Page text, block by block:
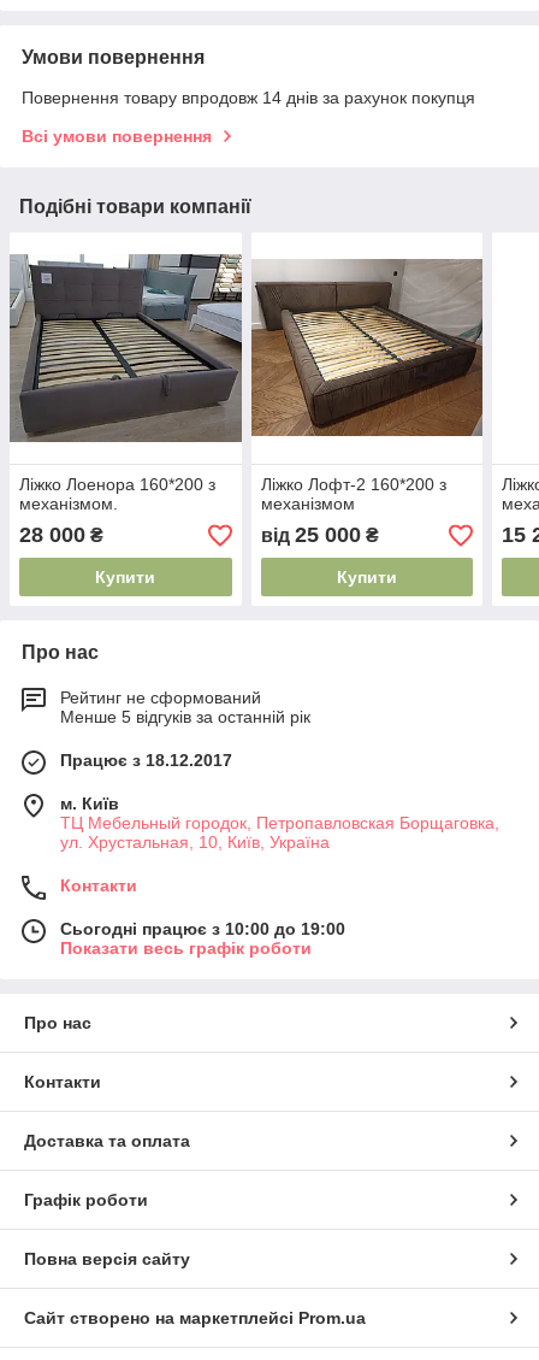
Умови повернення
Повернення товару впродовж 14 днів за рахунок покупця
Всі умови повернення
Подібні товари компанії
Ліжко Лоенора 160*200 з
механізмом.
28 000 ₴
Купити
Ліжко Лофт-2 160*200 з
механізмом
від 25 000₴
Купити
15
Про нас
Рейтинг не сформований
Менше 5 відгуків за останній рік
Працює з 18.12.2017
м. Київ
ТЦ Мебельный городок, Петропавловская Борщаговка,
ул. Хрустальная, 10, Київ, Україна
Контакти
Сьогодні працює з 10:00 до 19:00
Показати весь графік роботи
Про нас
Контакти
Доставка та оплата
Графік роботи
Повна версія сайту
Сайт створено на маркетплейсі Prom.ua